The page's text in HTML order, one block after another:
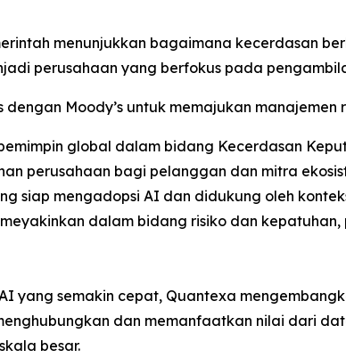
menunjukkan bagaimana kecerdasan
perusahaan yang berfokus pada
Moody’s untuk memajukan manajemen
global dalam bidang Kecerdasan
perusahaan bagi pelanggan dan mitra
siap mengadopsi AI dan didukung oleh
dalam bidang risiko dan kepatuhan,
yang semakin cepat, Quantexa
dan memanfaatkan nilai dari
besar.